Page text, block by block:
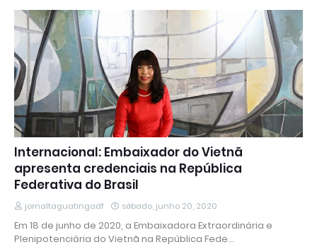
Internacional: Embaixador do Vietnã
apresenta credenciais na República
Federativa do Brasil
jornaltaguatingadf sábado, junho 20, 2020
Em 18 de junho de 2020, a Embaixadora Extraordinária e
Plenipotenciária do Vietnã na República Fede…